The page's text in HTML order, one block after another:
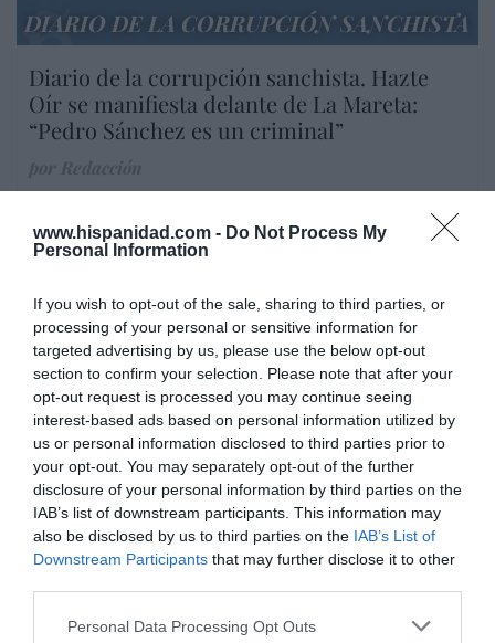
www.hispanidad.com - Do Not Process My
Personal Information
If you wish to opt-out of the sale, sharing to third parties, or
processing of your personal or sensitive information for
targeted advertising by us, please use the below opt-out
section to confirm your selection. Please note that after your
opt-out request is processed you may continue seeing
interest-based ads based on personal information utilized by
us or personal information disclosed to third parties prior to
your opt-out. You may separately opt-out of the further
disclosure of your personal information by third parties on the
IAB’s list of downstream participants. This information may
also be disclosed by us to third parties on the IAB’s List of
Downstream Participants that may further disclose it to other
Personal Data Processing Opt Outs
DIARIO DE LA CORRUPCIÓN SANCHISTA
Diario de la corrupción sanchista. Hazte
Oír se manifiesta delante de La Mareta:
“Pedro Sánchez es un criminal”
Artículos anteriores
Opinión
Enormes minucias
por Eulogio López
Nokia, Ericsson... Huawei: lo que importan